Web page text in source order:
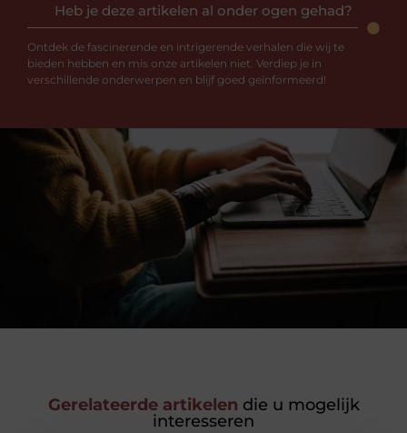
Heb je deze artikelen al onder ogen gehad?
Ontdek de fascinerende en intrigerende verhalen die wij te
bieden hebben en mis onze artikelen niet. Verdiep je in
verschillende onderwerpen en blijf goed geïnformeerd!
Gerelateerde artikelen die u mogelijk
interesseren